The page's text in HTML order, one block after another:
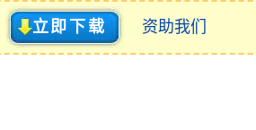
立即下载 资助我们